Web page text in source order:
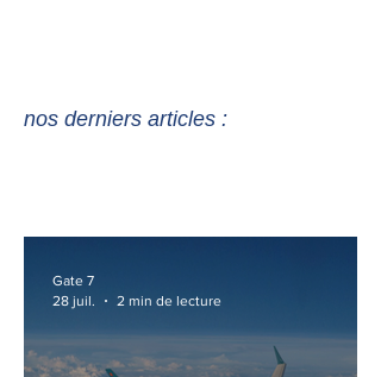
nos derniers articles :
Gate 7
28 juil.
2 min de lecture